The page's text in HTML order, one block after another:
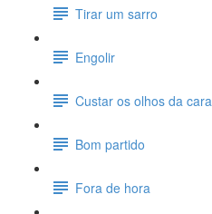
Tirar um sarro
Engolir
Custar os olhos da cara
Bom partido
Fora de hora